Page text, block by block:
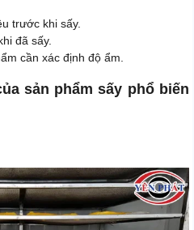
trước khi sấy.
đã sấy.
cần xác định độ ẩm.
sản phẩm sấy phổ biến